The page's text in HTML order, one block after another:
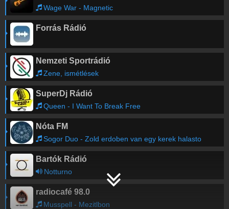
Wage War - Magnetic
Forrás Rádió
Nemzeti Sportrádió
Zene, ismétlések
SuperDj Rádió
Queen - I Want To Break Free
Nóta FM
Sogor Duo - Zold erdoben van egy kerek halasto
Bartók Rádió
Notturno
radiocafé 98.0
Musspell - Mezitlbon